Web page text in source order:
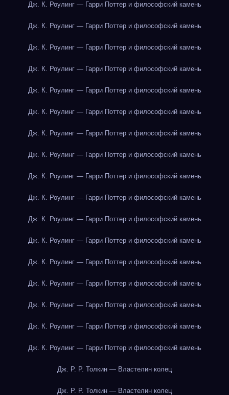
Дж. К. Роулинг — Гарри Поттер и философский камень
Дж. К. Роулинг — Гарри Поттер и философский камень
Дж. К. Роулинг — Гарри Поттер и философский камень
Дж. К. Роулинг — Гарри Поттер и философский камень
Дж. К. Роулинг — Гарри Поттер и философский камень
Дж. К. Роулинг — Гарри Поттер и философский камень
Дж. К. Роулинг — Гарри Поттер и философский камень
Дж. К. Роулинг — Гарри Поттер и философский камень
Дж. К. Роулинг — Гарри Поттер и философский камень
Дж. К. Роулинг — Гарри Поттер и философский камень
Дж. К. Роулинг — Гарри Поттер и философский камень
Дж. К. Роулинг — Гарри Поттер и философский камень
Дж. К. Роулинг — Гарри Поттер и философский камень
Дж. К. Роулинг — Гарри Поттер и философский камень
Дж. К. Роулинг — Гарри Поттер и философский камень
Дж. К. Роулинг — Гарри Поттер и философский камень
Дж. К. Роулинг — Гарри Поттер и философский камень
Дж. Р. Р. Толкин — Властелин колец
Дж. Р. Р. Толкин — Властелин колец